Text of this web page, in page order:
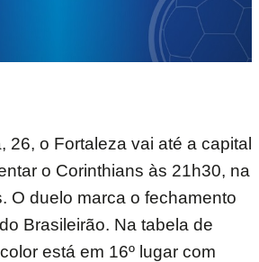
26, o Fortaleza vai até a capital
o Corinthians às 21h30, na
O duelo marca o fechamento
Brasileirão. Na tabela de
está em 16º lugar com